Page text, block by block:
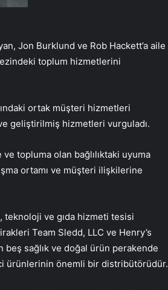
Jon Burklund ve Rob Hackett’a aile
toplum hizmetlerini
ortak müşteri hizmetleri
geliştirilmiş hizmetleri vurguladı.
topluma olan bağlılıktaki uyuma
ortamı ve müşteri ilişkilerine
teknoloji ve gıda hizmeti tesisi
Team Sledd, LLC ve Henry’s
beş sağlık ve doğal ürün perakende
ürünlerinin önemli bir distribütörüdür.